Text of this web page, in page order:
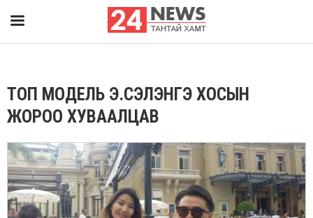
ТОП МОДЕЛЬ Э.СЭЛЭНГЭ ХОСЫН
ЖОРОО ХУВААЛЦАВ